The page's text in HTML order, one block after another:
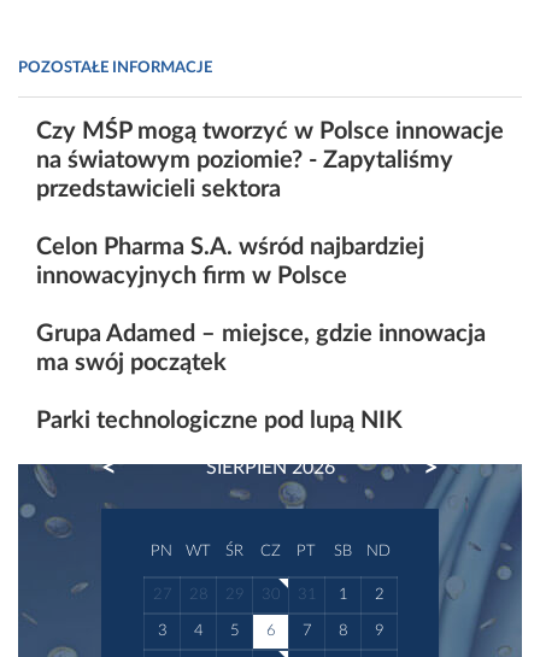
POZOSTAŁE INFORMACJE
Czy MŚP mogą tworzyć w Polsce innowacje
na światowym poziomie? - Zapytaliśmy
przedstawicieli sektora
Celon Pharma S.A. wśród najbardziej
innowacyjnych firm w Polsce
Grupa Adamed – miejsce, gdzie innowacja
ma swój początek
Parki technologiczne pod lupą NIK
SIERPIEŃ 2026
PREVIOUS NEXT
PN WT ŚR CZ PT SB ND
27 28 29 30 31 1 2
3 4 5 6 7 8 9